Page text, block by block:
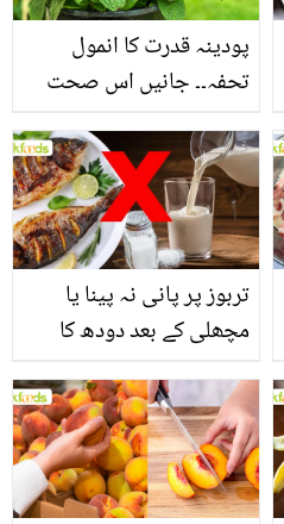
پودینہ قدرت کا انمول
تحفہ۔۔ جانیں اس صحت
انگیز طبی فوائد
تربوز پر پانی نہ پینا یا
مچھلی کے بعد دودھ کا
سے متعلق غلط فہمیوں کی
حقیقت کیا ہے اور افواہ
کیا؟